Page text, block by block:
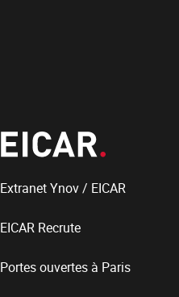
Extranet Ynov / EICAR
EICAR Recrute
Portes ouvertes à Paris